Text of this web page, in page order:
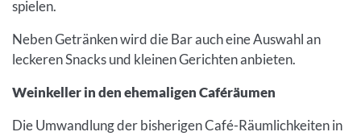
spielen.
Neben Getränken wird die Bar auch eine Auswahl an
leckeren Snacks und kleinen Gerichten anbieten.
Weinkeller in den ehemaligen Caféräumen
Die Umwandlung der bisherigen Café-Räumlichkeiten in